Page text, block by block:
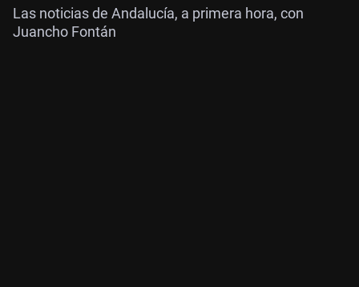
Las noticias de Andalucía, a primera hora, con
Juancho Fontán